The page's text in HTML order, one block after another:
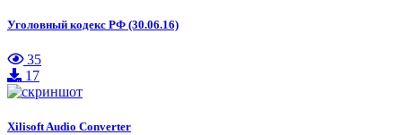
Уголовный кодекс РФ (30.06.16)
35
17
Xilisoft Audio Converter